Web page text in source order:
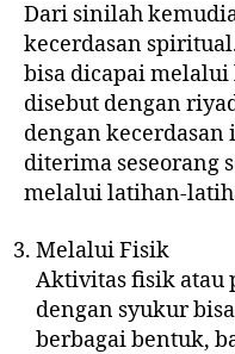
Dari sinilah
kecerdasan
bisa dicapai
disebut dengan
dengan
diterima seseorang
melalui latihan-
Melalui Fisik
Aktivitas fisik atau
dengan syukur
berbagai bentuk,